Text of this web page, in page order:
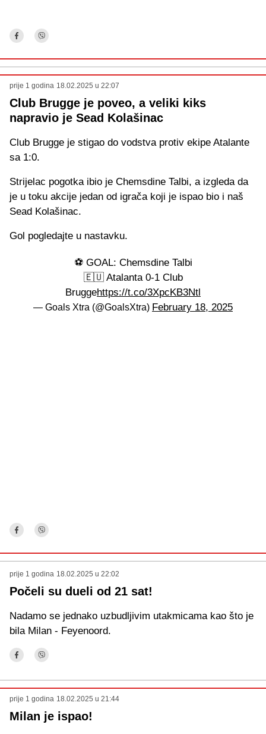
prije 1 godina 18.02.2025 u 22:07
Club Brugge je poveo, a veliki kiks
napravio je Sead Kolašinac
Club Brugge je stigao do vodstva protiv ekipe Atalante
sa 1:0.
Strijelac pogotka ibio je Chemsdine Talbi, a izgleda da
je u toku akcije jedan od igrača koji je ispao bio i naš
Sead Kolašinac.
Gol pogledajte u nastavku.
⚽️ GOAL: Chemsdine Talbi
🇪🇺 Atalanta 0-1 Club
Bruggehttps://t.co/3XpcKB3Ntl
— Goals Xtra (@GoalsXtra) February 18, 2025
prije 1 godina 18.02.2025 u 22:02
Počeli su dueli od 21 sat!
Nadamo se jednako uzbudljivim utakmicama kao što je
bila Milan - Feyenoord.
prije 1 godina 18.02.2025 u 21:44
Milan je ispao!